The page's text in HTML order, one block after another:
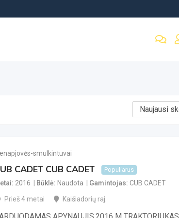
smulkintuvai
CADET CUB CADET Populiarus
2016 Būklė Naudota Gamintojas CUB CADET
Prieš 4 metai Kaišiadorių raj.